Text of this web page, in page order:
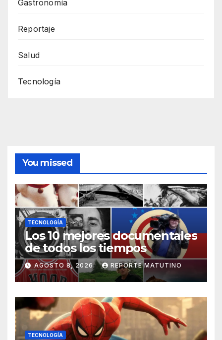
Gastronomía
Reportaje
Salud
Tecnología
You missed
TECNOLOGÍA
Los 10 mejores documentales
de todos los tiempos
AGOSTO 8, 2026 REPORTE MATUTINO
TECNOLOGÍA